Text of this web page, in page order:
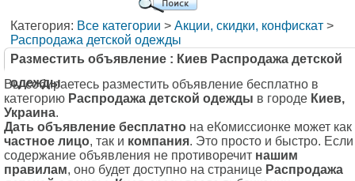
Категория: Все категории > Акции, скидки, конфискат >
Распродажа детской одежды
Разместить объявление : Киев Распродажа детской
одежды
Вы собираетесь разместить объявление бесплатно в
категорию Распродажа детской одежды в городе Киев,
Украина.
Дать объявление бесплатно на еКомиссионке может как
частное лицо, так и компания. Это просто и быстро. Если
содержание объявления не противоречит нашим
правилам, оно будет доступно на странице Распродажа